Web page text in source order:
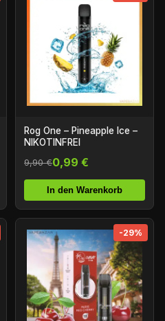
Rog One – Pineapple Ice –
NIKOTINFREI
9,90 €0,99 €
In den Warenkorb
-29%